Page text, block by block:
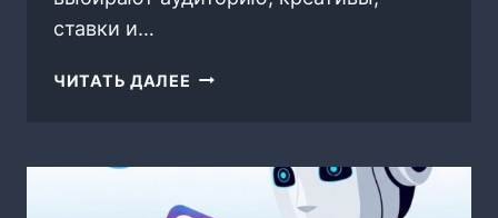
ставки и…
ЧИТАТЬ ДАЛЕЕ ГАЙД:
ПОМОГАЮТ
В